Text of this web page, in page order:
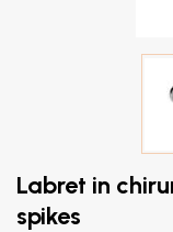
Labret in
spikes